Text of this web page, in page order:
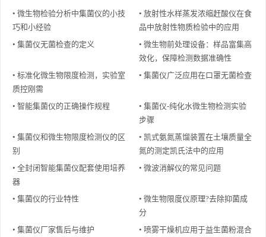
• 微生物检验分析中集菌仪的小技
巧和小经验
• 放射性水样蒸发浓缩赶酸仪在食
品中放射性物质检验中的应用
• 集菌仪无菌检查的定义
• 微生物前处理设备：样品富集高
效化，保障检测数据准确性
• 标准化微生物限度检测，实验室
质控刚需
• 集菌仪广泛应用在口罩无菌检查
• 智能集菌仪的正确操作规程
• 集菌仪-纯化水微生物检测实验
步骤
• 集菌仪和微生物限度检测仪的区
别
• 凯式氨氮蒸馏装置在土壤质量全
氮的测定凯氏法中的应用
• 全封闭智能集菌仪配套使用培养
器
• 微波消解仪的常见问题
• 集菌仪的行业特性
• 微生物限度仪原理?去除抑菌成
分
• 集菌仪厂家售后与维护
• 喷雾干燥机应用于益生菌粉混合